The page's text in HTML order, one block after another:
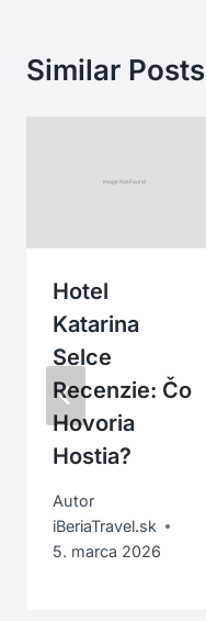
Similar Posts
Hotel
Katarina
Selce
Recenzie: Čo
Hovoria
Hostia?
Autor
iBeriaTravel.sk
5. marca 2026